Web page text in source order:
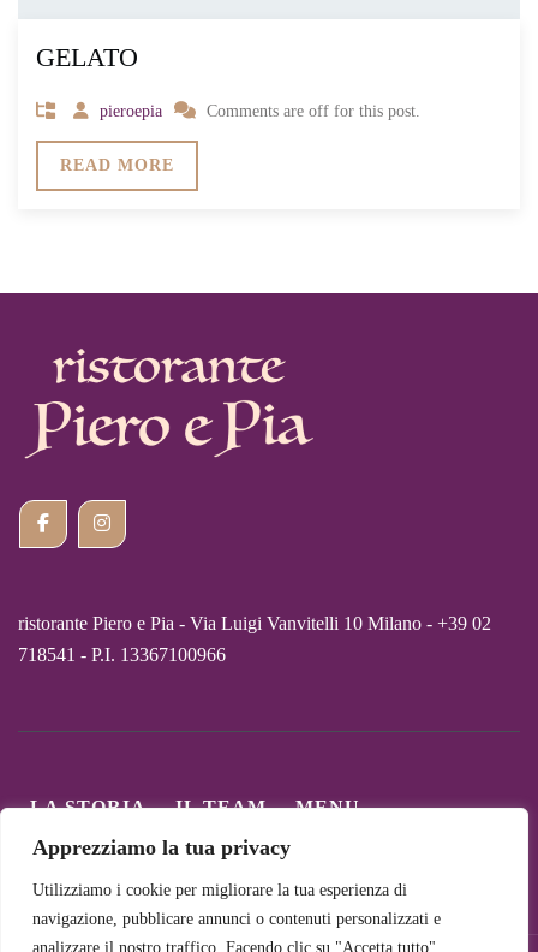
Apprezziamo la tua privacy
Utilizziamo i cookie per migliorare la tua esperienza di
navigazione, pubblicare annunci o contenuti personalizzati e
analizzare il nostro traffico. Facendo clic su "Accetta tutto",
GELATO
pieroepia Comments are off for this post.
READ MORE
ristorante Piero e Pia - Via Luigi Vanvitelli 10 Milano - +39 02
718541 - P.I. 13367100966
LA STORIA IL TEAM
MENU
CARTA DEI VINI
COLLABORAZIONI